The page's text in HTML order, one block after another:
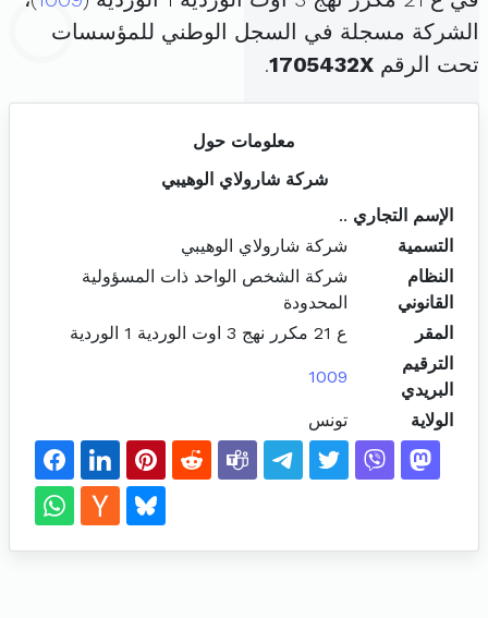
الشركة مسجلة في السجل الوطني للمؤسسات
تحت الرقم 1705432X
.
معلومات حول
شركة شارولاي الوهيبي
الإسم التجاري ..
التسمية
شركة شارولاي الوهيبي
النظام
القانوني
شركة الشخص الواحد ذات المسؤولية
المحدودة
المقر
ع 21 مكرر نهج 3 اوت الوردية 1 الوردية
الترقيم
البريدي
1009
الولاية تونس